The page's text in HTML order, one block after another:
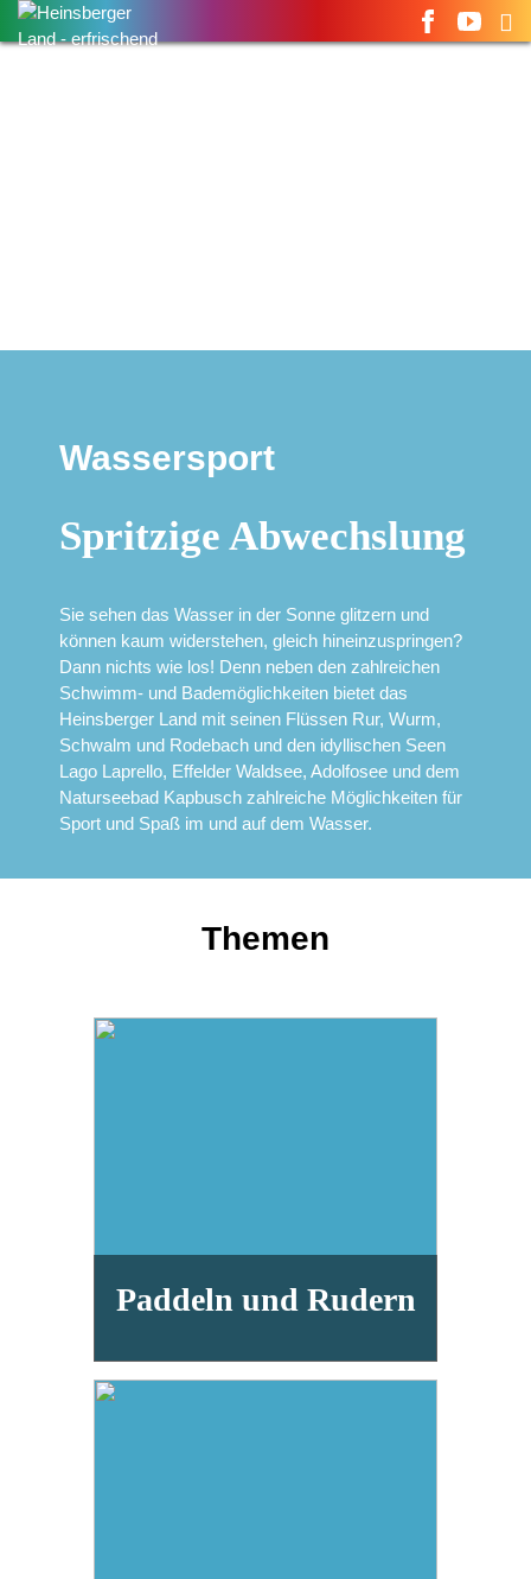
Suchen
nach:
Wassersport
Spritzige Abwechslung
Sie sehen das Wasser in der Sonne glitzern und
können kaum widerstehen, gleich hineinzuspringen?
Dann nichts wie los! Denn neben den zahlreichen
Schwimm- und Bademöglichkeiten bietet das
Heinsberger Land mit seinen Flüssen Rur, Wurm,
Schwalm und Rodebach und den idyllischen Seen
Lago Laprello, Effelder Waldsee, Adolfosee und dem
Naturseebad Kapbusch zahlreiche Möglichkeiten für
Sport und Spaß im und auf dem Wasser.
Themen
Paddeln und Rudern